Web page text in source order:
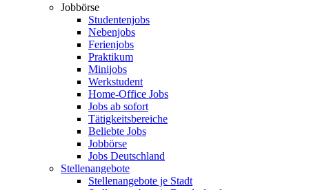
Jobbörse
Studentenjobs
Nebenjobs
Ferienjobs
Praktikum
Minijobs
Werkstudent
Home-Office Jobs
Jobs ab sofort
Tätigkeitsbereiche
Beliebte Jobs
Jobbörse
Jobs Deutschland
Stellenangebote
Stellenangebote je Stadt